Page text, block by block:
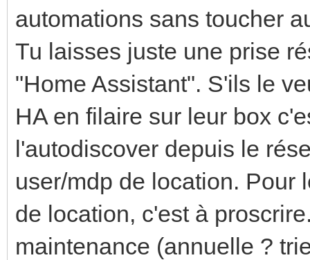
automations sans toucher
Tu laisses juste une prise
"Home Assistant". S'ils le
HA en filaire sur leur box
l'autodiscover depuis le
user/mdp de location. Pour
de location, c'est à
maintenance (annuelle ?